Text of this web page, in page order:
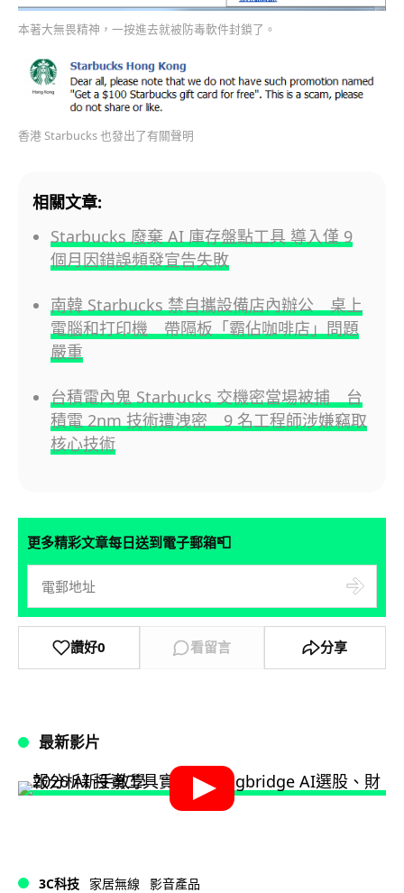
本著大無畏精神，一按進去就被防毒軟件封鎖了。
香港 Starbucks 也發出了有關聲明
相關文章:
Starbucks 廢棄 AI 庫存盤點工具 導入僅 9
個月因錯誤頻發宣告失敗
南韓 Starbucks 禁自攜設備店內辦公 桌上
電腦和打印機 帶隔板「霸佔咖啡店」問題
嚴重
台積電內鬼 Starbucks 交機密當場被捕 台
積電 2nm 技術遭洩密 9 名工程師涉嫌竊取
核心技術
更多精彩文章每日送到電子郵箱📮
讚好0 看留言 分享
最新影片
3C科技 家居無線 影音產品